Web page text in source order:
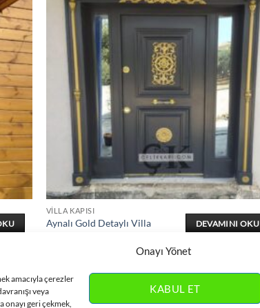
Onayı Yönet
amacıyla çerezler
veya
geri çekmek,
KABUL ET
VILLA KAPISI
Aynalı Gold Detaylı Villa
DEVAMINI OKU